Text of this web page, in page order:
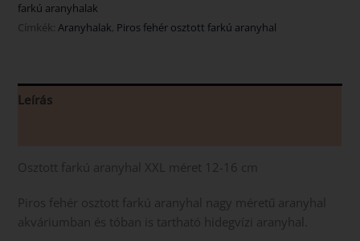
farkú aranyhalak
Címkék:Aranyhalak, Piros fehér osztott farkú aranyhal
Leírás
Osztott farkú aranyhal XXL méret 12-16 cm
Piros fehér osztott farkú aranyhal nagy méretű aranyhal
akváriumban és tóban is tartható hidegvízi aranyhal.